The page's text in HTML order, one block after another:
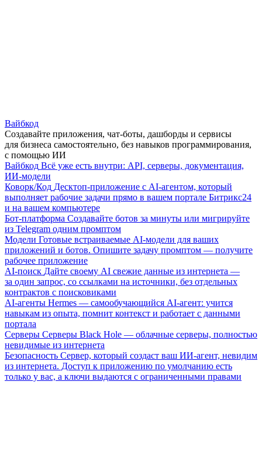
Вайбкод
Создавайте приложения, чат-боты, дашборды и сервисы
для бизнеса самостоятельно, без навыков программирования,
с помощью ИИ
Вайбкод Всё уже есть внутри: API, серверы, документация,
ИИ-модели
Коворк/Код Десктоп-приложение с AI-агентом, который
выполняет рабочие задачи прямо в вашем портале Битрикс24
и на вашем компьютере
Бот-платформа Создавайте ботов за минуты или мигрируйте
из Telegram одним промптом
Модели Готовые встраиваемые AI-модели для ваших
приложений и ботов. Опишите задачу промптом — получите
рабочее приложение
AI-поиск Дайте своему AI свежие данные из интернета —
за один запрос, со ссылками на источники, без отдельных
контрактов с поисковиками
AI-агенты Hermes — самообучающийся AI-агент: учится
навыкам из опыта, помнит контекст и работает с данными
портала
Серверы Серверы Black Hole — облачные серверы, полностью
невидимые из интернета
Безопасность Сервер, который создаст ваш ИИ-агент, невидим
из интернета. Доступ к приложению по умолчанию есть
только у вас, а ключи выдаются с ограниченными правами